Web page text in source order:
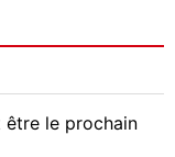
être le prochain